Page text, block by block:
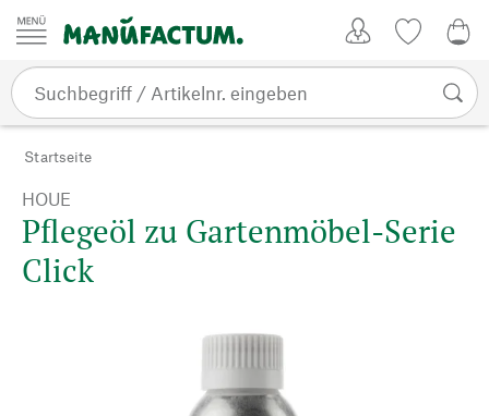
Zum Inhalt springen
Startseite
HOUE
Pflegeöl zu Gartenmöbel-Serie
Click